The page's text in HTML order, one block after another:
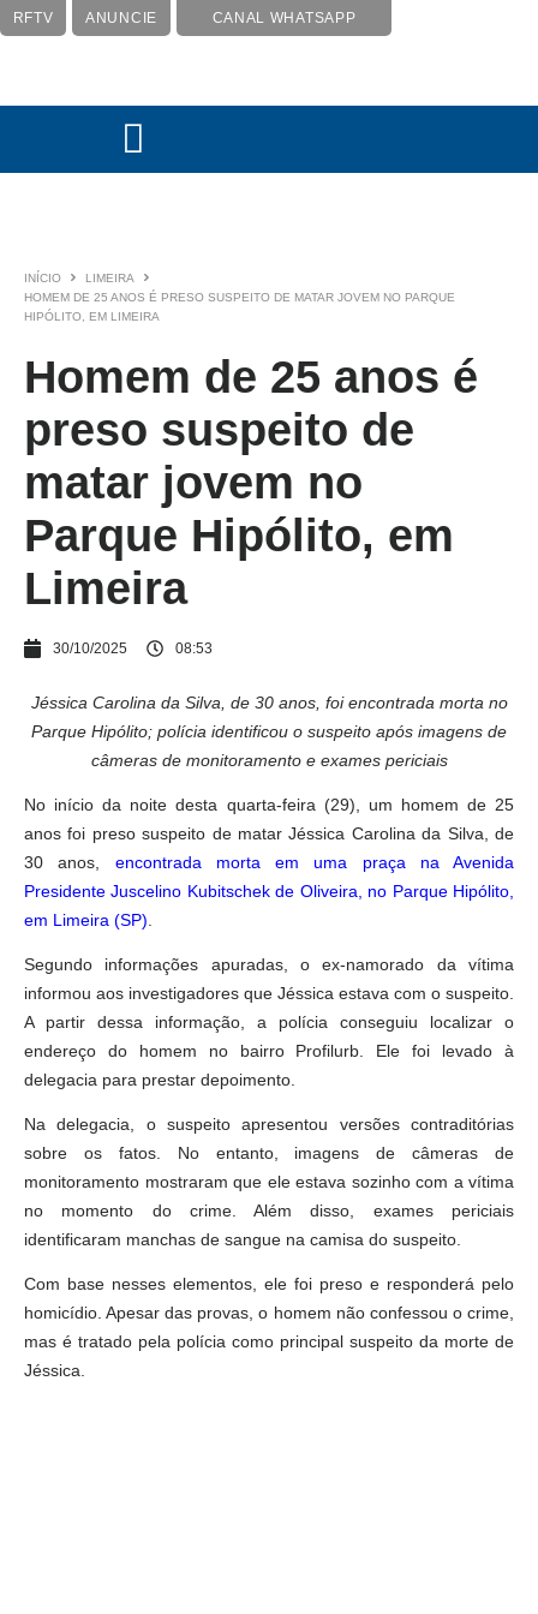
RFTV ANUNCIE CANAL WHATSAPP
INÍCIO
LIMEIRA
HOMEM DE 25 ANOS É PRESO SUSPEITO DE MATAR JOVEM NO PARQUE
HIPÓLITO, EM LIMEIRA
Homem de 25 anos é
preso suspeito de
matar jovem no
Parque Hipólito, em
Limeira
30/10/2025 08:53
Jéssica Carolina da Silva, de 30 anos, foi encontrada morta no
Parque Hipólito; polícia identificou o suspeito após imagens de
câmeras de monitoramento e exames periciais
No início da noite desta quarta-feira (29), um homem de 25
anos foi preso suspeito de matar Jéssica Carolina da Silva, de
30 anos, encontrada morta em uma praça na Avenida
Presidente Juscelino Kubitschek de Oliveira, no Parque Hipólito,
em Limeira (SP).
Segundo informações apuradas, o ex-namorado da vítima
informou aos investigadores que Jéssica estava com o suspeito.
A partir dessa informação, a polícia conseguiu localizar o
endereço do homem no bairro Profilurb. Ele foi levado à
delegacia para prestar depoimento.
Na delegacia, o suspeito apresentou versões contraditórias
sobre os fatos. No entanto, imagens de câmeras de
monitoramento mostraram que ele estava sozinho com a vítima
no momento do crime. Além disso, exames periciais
identificaram manchas de sangue na camisa do suspeito.
Com base nesses elementos, ele foi preso e responderá pelo
homicídio. Apesar das provas, o homem não confessou o crime,
mas é tratado pela polícia como principal suspeito da morte de
Jéssica.